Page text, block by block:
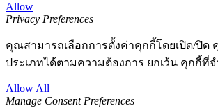
Allow
Privacy Preferences
คุณสามารถเลือกการตั้งค่าคุกกี้โดยเปิด/ปิด
ประเภทได้ตามความต้องการ ยกเว้น คุกกี้ที่จ
Allow All
Manage Consent Preferences